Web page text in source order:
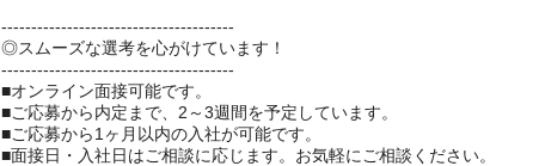
---------------------------------------
◎スムーズな選考を心がけています！
---------------------------------------
■オンライン面接可能です。
■ご応募から内定まで、2～3週間を予定しています。
■ご応募から1ヶ月以内の入社が可能です。
■面接日・入社日はご相談に応じます。お気軽にご相談ください。